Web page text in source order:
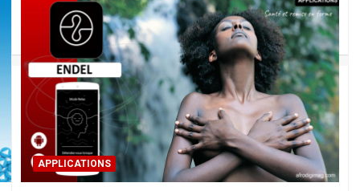
MANAGEMENT
Management : 6 Attitudes pour mieux
gérer les conflits en entreprise
30 avril 2020
APPLICATIONS